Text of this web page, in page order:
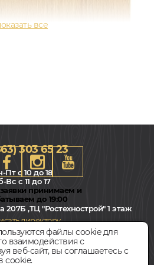
196x1520, 8мм
Водостойкий
2 780руб.
303 65 23
Пт с 10 до 18
Вс с 11 до 17
принимаем и
до 19:00
207Б ,ТЦ "Ростехнострой" 1 этаж
директору
свободная парковка
файлы cookie для
взаимодействия с
веб-сайт, вы соглашаетесь с
cookie.